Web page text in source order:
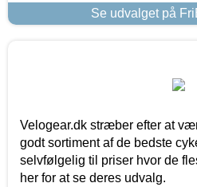
Se udvalget på
Velogear.dk stræber efter at
godt sortiment af de bedste
selvfølgelig til priser hvor de
her for at se deres udvalg.